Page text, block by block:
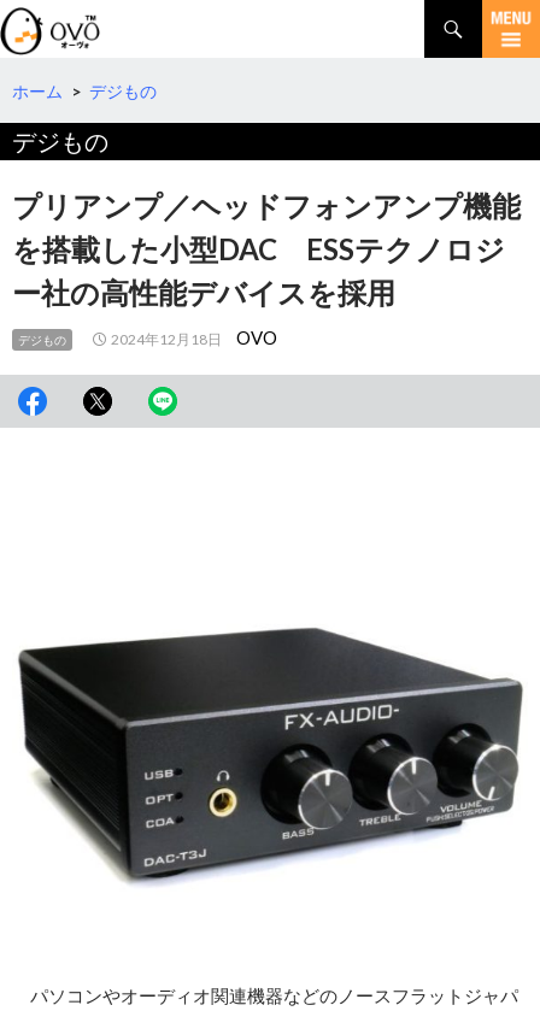
検
索
コ
テ
ツ
へ
移
ホーム > デジもの
デジもの
プリアンプ／ヘッドフォンアンプ機能
を搭載した小型DAC ESSテクノロジ
ー社の高性能デバイスを採用
デジもの 2024年12月18日 OVO
パソコンやオーディオ関連機器などのノースフラットジャパ